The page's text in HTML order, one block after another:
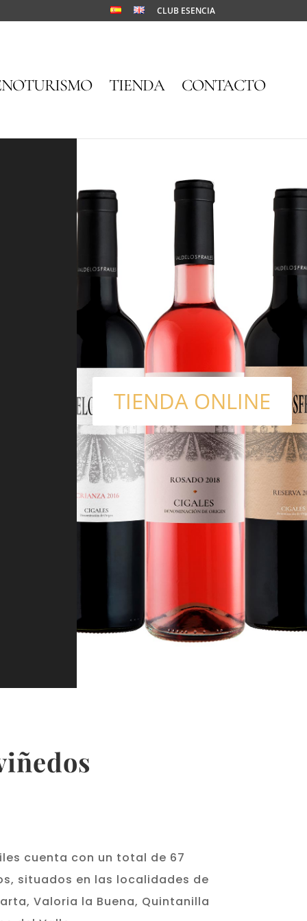
CLUB ESENCIA
TIENDA CONTACTO
TIENDA ONLINE
cuenta con un total de 67
situados en las localidades de
Valoria la Buena, Quintanilla